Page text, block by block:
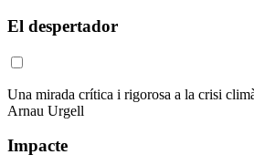
El despertador
Una mirada crítica i rigorosa a la crisi
Arnau Urgell
Impacte